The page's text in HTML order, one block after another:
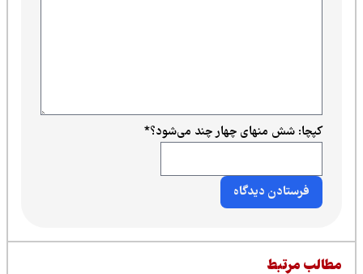
کپچا: شش منهای چهار چند می‌شود؟*
مرتبط